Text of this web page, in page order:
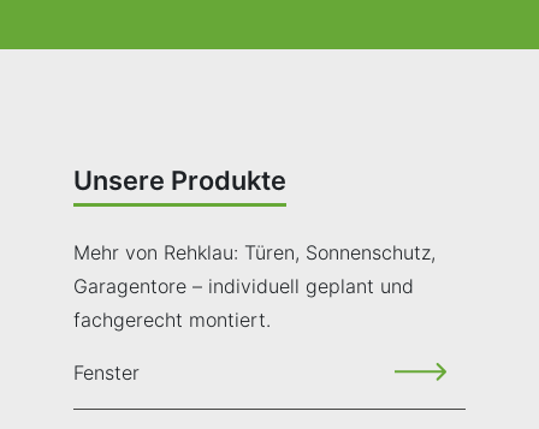
Unsere Produkte
Mehr von Rehklau: Türen, Sonnenschutz,
Garagentore – individuell geplant und
fachgerecht montiert.
Fenster